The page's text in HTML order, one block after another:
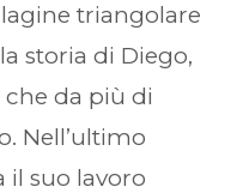
triangolare
storia di Diego,
da più di
Nell’ultimo
il suo lavoro